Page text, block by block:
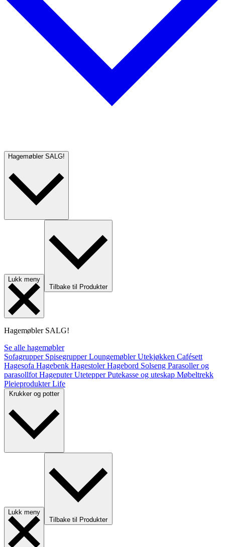
Hagemøbler SALG!
Lukk meny
Tilbake til Produkter
Hagemøbler SALG!
Se alle hagemøbler
Sofagrupper SpisegrupperLoungemøblerUtekjøkken Cafésett
Hagesofa Hagebenk HagestolerHagebord Solseng Parasoller og
parasollfot HageputerUtetepperPutekasse og uteskap Møbeltrekk
PleieprodukterLife
Krukker og potter
Lukk meny
Tilbake til Produkter